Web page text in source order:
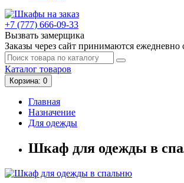
+7 (777) 666-09-33
Вызвать замерщика
Заказы через сайт принимаются ежедневно с
Каталог товаров
Корзина: 0
Главная
Назначение
Для одежды
Шкаф для одежды в